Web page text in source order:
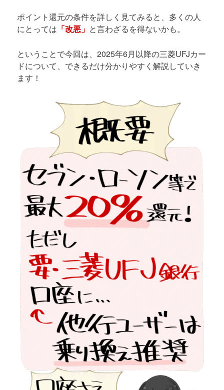
ポイント還元の条件を詳しく見てみると、多くの人
にとっては 「改悪」 と言わざるを得ないかも。
ということで今回は、2025年6月以降の三菱UFJカー
ドについて、できるだけ分かりやすく解説していき
ます！